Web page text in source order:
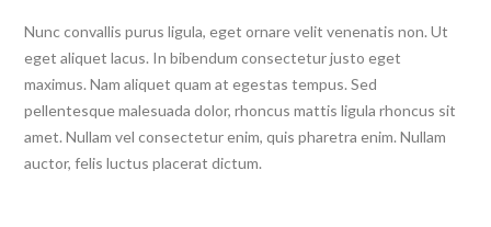
Nunc convallis purus ligula, eget ornare velit venenatis non. Ut
eget aliquet lacus. In bibendum consectetur justo eget
maximus. Nam aliquet quam at egestas tempus. Sed
pellentesque malesuada dolor, rhoncus mattis ligula rhoncus sit
amet. Nullam vel consectetur enim, quis pharetra enim. Nullam
auctor, felis luctus placerat dictum.